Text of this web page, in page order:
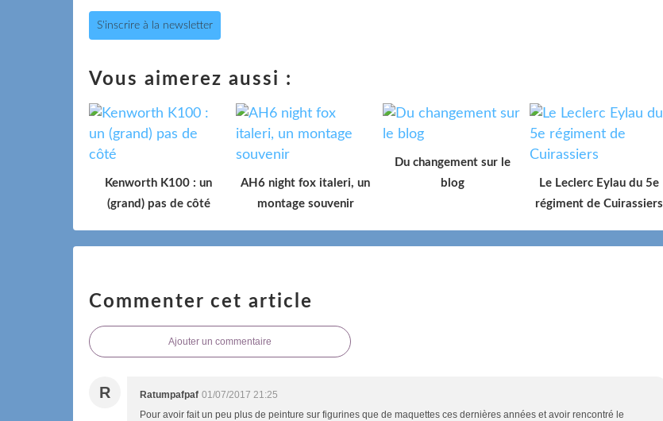
S'inscrire à la newsletter
Vous aimerez aussi :
Kenworth K100 : un
(grand) pas de côté
AH6 night fox italeri, un
montage souvenir
Du changement sur le
blog
Le Leclerc Eylau du 5e
régiment de Cuirassiers
Commenter cet article
Ajouter un commentaire
R Ratumpafpaf 01/07/2017 21:25
Pour avoir fait un peu plus de peinture sur figurines que de maquettes ces dernières années et avoir rencontré le